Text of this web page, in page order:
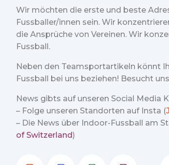
Wir möchten die erste und beste
Fussballer/innen sein. Wir
die Ansprüche von Vereinen. Wir
Fussball.
Neben den Teamsportartikeln könnt
Fussball bei uns beziehen! Besucht
News gibts auf unseren Social Media
– Folge unseren Standorten auf Insta (
– Die News über Indoor-Fussball am
of Switzerland)